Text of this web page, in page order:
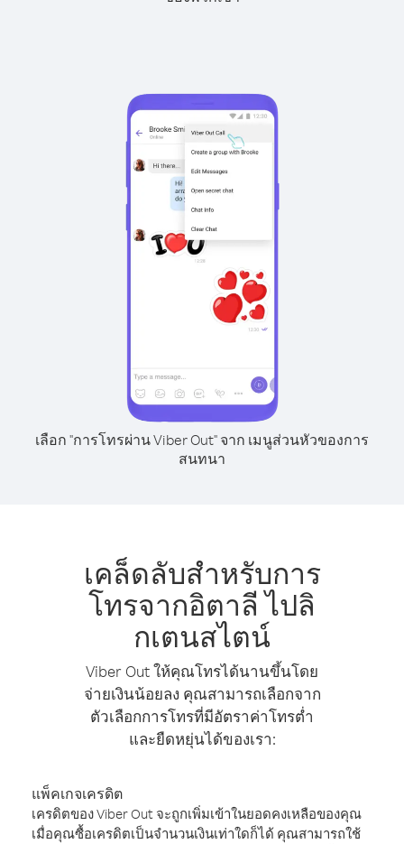
เลือก "การโทรผ่าน Viber Out" จาก เมนูส่วนหัวของการ
สนทนา
เคล็ดลับสำหรับการ
โทรจากอิตาลี ไปลิ
กเตนสไตน์
Viber Out ให้คุณโทรได้นานขึ้นโดย
จ่ายเงินน้อยลง คุณสามารถเลือกจาก
ตัวเลือกการโทรที่มีอัตราค่าโทรต่ำ
และยืดหยุ่นได้ของเรา:
แพ็คเกจเครดิต
เครดิตของ Viber Out จะถูกเพิ่มเข้าในยอดคงเหลือของคุณ
เมื่อคุณซื้อเครดิตเป็นจำนวนเงินเท่าใดก็ได้ คุณสามารถใช้